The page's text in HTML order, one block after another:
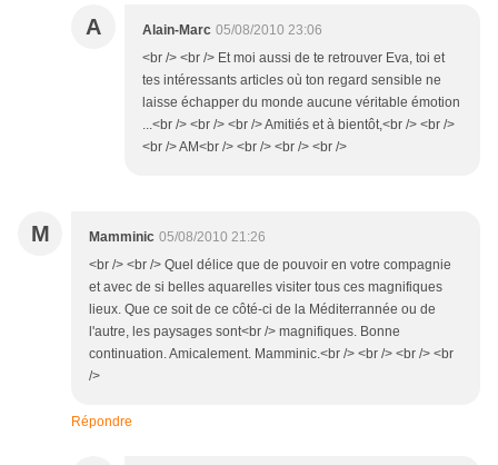
A Alain-Marc 05/08/2010 23:06
<br /> <br /> Et moi aussi de te retrouver Eva, toi et
tes intéressants articles où ton regard sensible ne
laisse échapper du monde aucune véritable émotion
...<br /> <br /> <br /> Amitiés et à bientôt,<br /> <br />
<br /> AM<br /> <br /> <br /> <br />
M Mamminic 05/08/2010 21:26
<br /> <br /> Quel délice que de pouvoir en votre compagnie
et avec de si belles aquarelles visiter tous ces magnifiques
lieux. Que ce soit de ce côté-ci de la Méditerrannée ou de
l'autre, les paysages sont<br /> magnifiques. Bonne
continuation. Amicalement. Mamminic.<br /> <br /> <br /> <br
/>
Répondre